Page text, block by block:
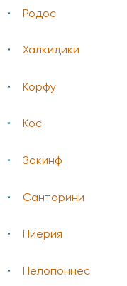
Родос
Халкидики
Корфу
Кос
Закинф
Санторини
Пиерия
Пелопоннес